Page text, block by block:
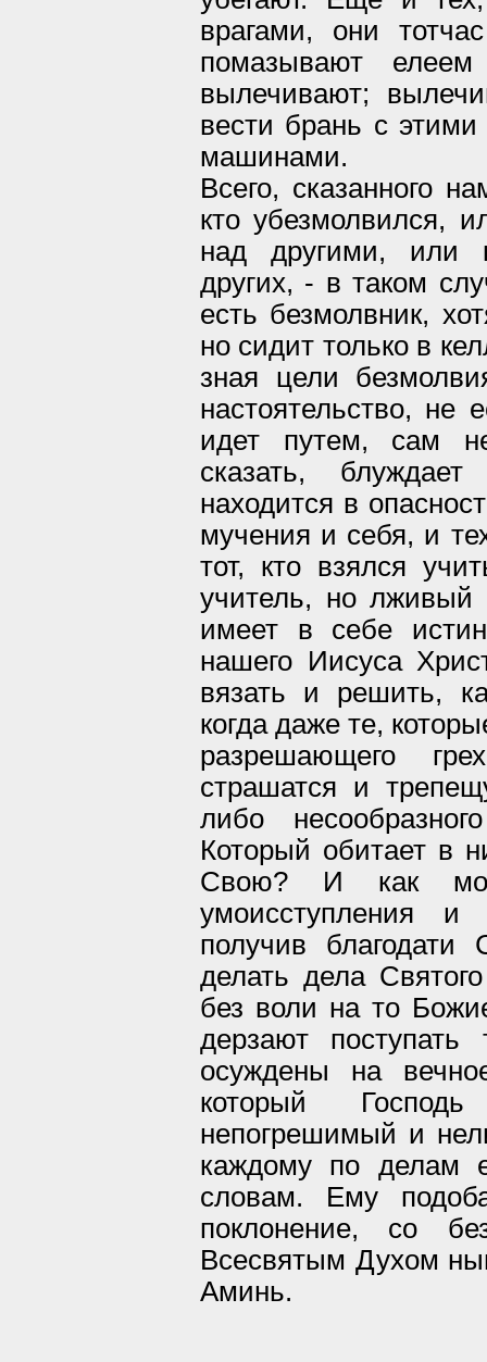
врагами, они
помазывают
вылечивают;
вести брань с
машинами.
Всего, сказанного
кто убезмолвился,
над другими, или
других, - в таком
есть безмолвник,
но сидит только в
зная цели
настоятельство, не
идет путем, сам
сказать,
находится в
мучения и себя, и
тот, кто взялся
учитель, но лживый
имеет в себе
нашего Иисуса
вязать и решить,
когда даже те,
разрешающего
страшатся и
либо
Который обитает в
Свою? И как
умоисступления
получив благодати
делать дела
без воли на то
дерзают
осуждены на
который
непогрешимый и
каждому по делам
словам. Ему
поклонение, со
Всесвятым Духом
Аминь.